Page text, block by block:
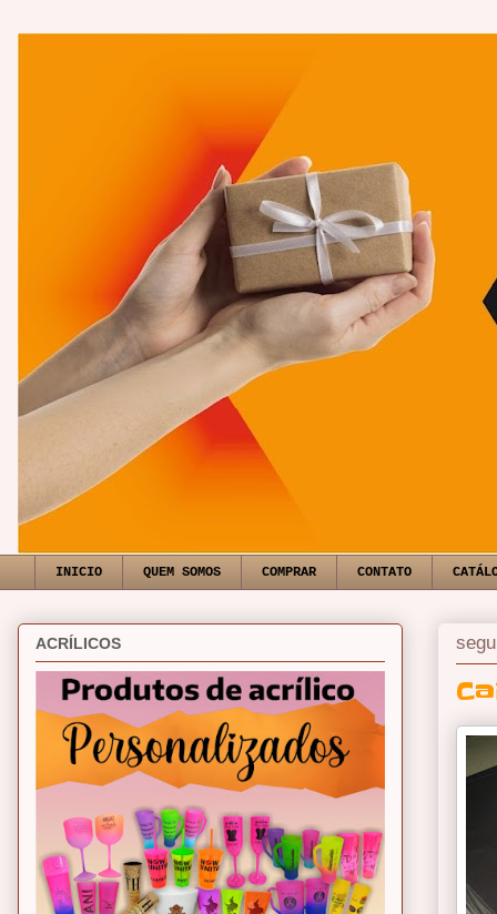
INICIO QUEM SOMOS COMPRAR CONTATO
ACRÍLICOS